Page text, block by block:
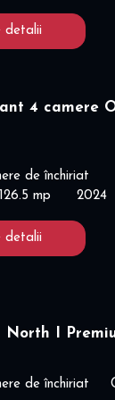
detalii
4 camere
de închiriat
126.5 mp 2024
detalii
North I
de închiriat